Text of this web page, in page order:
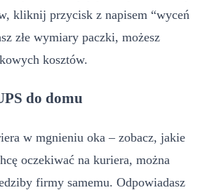
kliknij przycisk z napisem “wyceń
złe wymiary paczki, możesz
kosztów.
do domu
w mgnieniu oka – zobacz, jakie
oczekiwać na kuriera, można
firmy samemu. Odpowiadasz